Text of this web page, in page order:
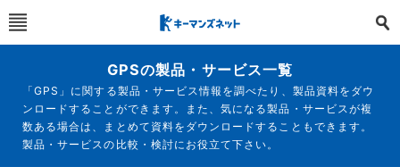
GPSの製品・サービス一覧
「GPS」に関する製品・サービス情報を調べたり、製品資料をダウ
ンロードすることができます。また、気になる製品・サービスが複
数ある場合は、まとめて資料をダウンロードすることもできます。
製品・サービスの比較・検討にお役立て下さい。